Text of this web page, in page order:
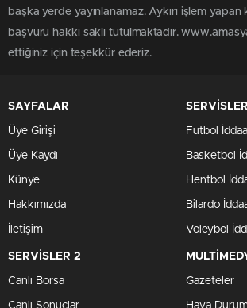
başka yerde yayınlanamaz. Aykırı işlem yapan
başvuru hakkı saklı tutulmaktadır.
ettiğiniz için teşekkür ederiz.
SAYFALAR
Üye Girişi
Üye Kaydı
Künye
Hakkımızda
İletişim
SERVİSLER
Futbol İddaa
Basketbol
Hentbol
Bilardo
Voleybol
SERVİSLER 2
Canlı Borsa
Canlı Sonuçlar
Gazeteler
Hava